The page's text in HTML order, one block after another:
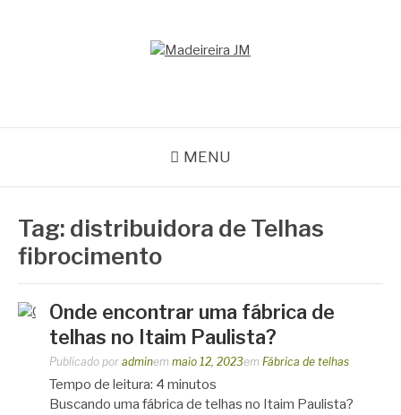
MENU
Tag: distribuidora de Telhas
fibrocimento
Onde encontrar uma fábrica de
telhas no Itaim Paulista?
Publicado por adminem maio 12, 2023em Fábrica de telhas
Tempo de leitura: 4 minutos
Buscando uma fábrica de telhas no Itaim Paulista?